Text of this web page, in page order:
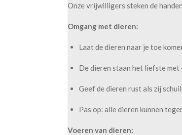
Onze vrijwilligers steken de
Omgang met dieren:
Laat de dieren naar je toe
De dieren staan het liefste met
Geef de dieren rust als zij
Pas op: alle dieren kunnen
Voeren van dieren: